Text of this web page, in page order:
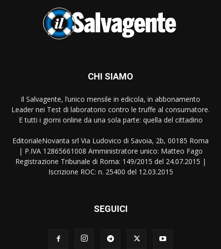
CHI SIAMO
Il Salvagente, l’unico mensile in edicola, in abbonamento
Leader nei Test di laboratorio contro le truffe al consumatore.
E tutti i giorni online da una sola parte: quella del cittadino
EditorialeNovanta srl Via Ludovico di Savoia, 2b, 00185 Roma
| P.IVA 12865661008 Amministratore unico: Matteo Fago
Registrazione Tribunale di Roma: 149/2015 del 24.07.2015 |
Iscrizione ROC: n. 25400 del 12.03.2015
SEGUICI